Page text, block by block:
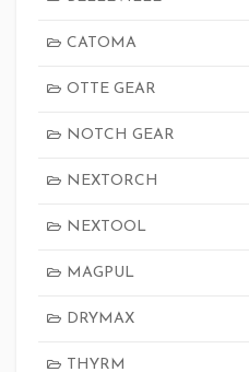
CATOMA
OTTE GEAR
NOTCH GEAR
NEXTORCH
NEXTOOL
MAGPUL
DRYMAX
THYRM